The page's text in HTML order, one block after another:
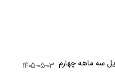
سه ماهه چهارم ۱۴۰۵-۰۵-۰۳